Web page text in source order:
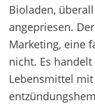
Bioladen,
angepriesen.
Marketing, eine
nicht. Es
Lebensmittel